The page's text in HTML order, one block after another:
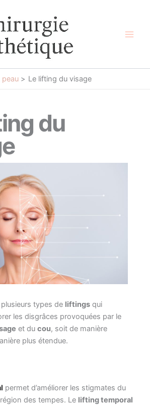
peau Le lifting du visage
du
plusieurs types de liftings qui
les disgrâces provoquées par le
et du cou, soit de manière
plus étendue.
permet d’améliorer les stigmates du
des tempes. Le lifting temporal